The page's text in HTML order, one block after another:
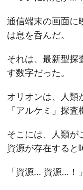
通信端末の画面に
は息を呑んだ。
それは、最新型探
す数字だった。
オリオンは、人類
「アルケミ」探査
そこには、人類が
資源が存在すると
「資源… 資源…！」